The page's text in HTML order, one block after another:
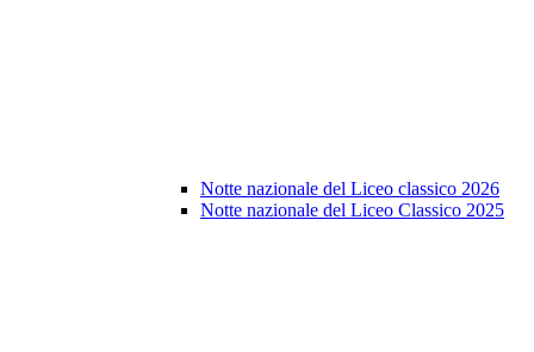
Notte nazionale del Liceo classico 2026
Notte nazionale del Liceo Classico 2025